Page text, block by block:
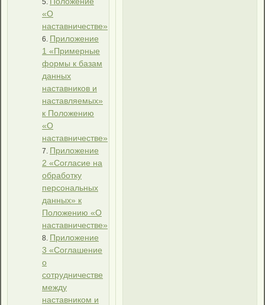
«О
наставничестве»
Приложение
1 «Примерные
формы к базам
данных
наставников и
наставляемых»
к Положению
«О
наставничестве»
Приложение
2 «Согласие на
обработку
персональных
данных» к
Положению «О
наставничестве»
Приложение
3 «Соглашение
о
сотрудничестве
между
наставником и